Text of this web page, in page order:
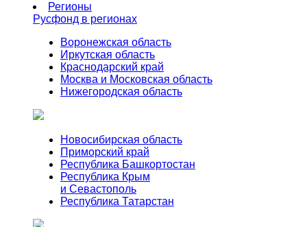
Регионы
Русфонд в регионах
Воронежская область
Иркутская область
Краснодарский край
Москва и Московская область
Нижегородская область
Новосибирская область
Приморский край
Республика Башкортостан
Республика Крым
и Севастополь
Республика Татарстан